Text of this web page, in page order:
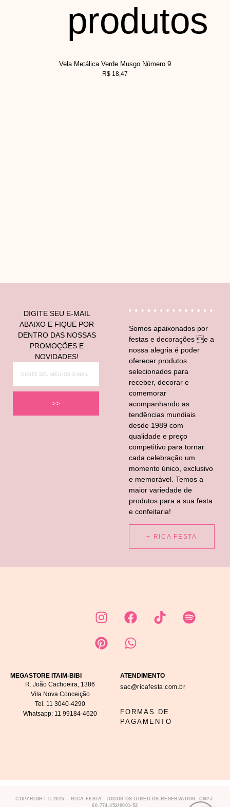
produtos
Vela Metálica Verde Musgo Número 9
R$ 18,47
DIGITE SEU E-MAIL
ABAIXO E FIQUE POR
DENTRO DAS NOSSAS
PROMOÇÕES E
NOVIDADES!
>>
Somos apaixonados por
festas e decorações e a
nossa alegria é poder
oferecer produtos
selecionados para
receber, decorar e
comemorar
acompanhando as
tendências mundiais
desde 1989 com
qualidade e preço
competitivo para tornar
cada celebração um
momento único, exclusivo
e memorável. Temos a
maior variedade de
produtos para a sua festa
e confeitaria!
+ RICA FESTA
MEGASTORE ITAIM-BIBI
R. João Cachoeira, 1386
Vila Nova Conceição
Tel. 11 3040-4290
Whatsapp: 11 99184-4620
ATENDIMENTO
sac@ricafesta.com.br
FORMAS DE
PAGAMENTO
COPYRIGHT © 2025 – RICA FESTA. TODOS OS DIREITOS RESERVADOS. CNPJ:
60.774.452/0001-52